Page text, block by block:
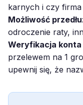
karnych i czy firma
Możliwość
odroczenie raty,
Weryfikacja konta
przelewem na 1
upewnij się, że